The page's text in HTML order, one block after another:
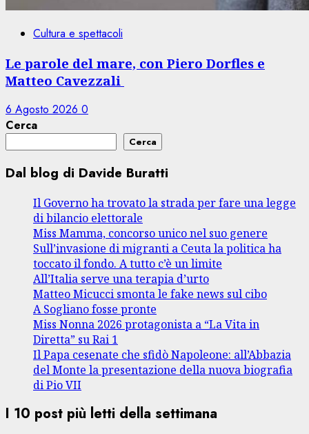
Cultura e spettacoli
Le parole del mare, con Piero Dorfles e
Matteo Cavezzali
6 Agosto 2026 0
Cerca
Cerca
Dal blog di Davide Buratti
Il Governo ha trovato la strada per fare una legge
di bilancio elettorale
Miss Mamma, concorso unico nel suo genere
Sull’invasione di migranti a Ceuta la politica ha
toccato il fondo. A tutto c’è un limite
All’Italia serve una terapia d’urto
Matteo Micucci smonta le fake news sul cibo
A Sogliano fosse pronte
Miss Nonna 2026 protagonista a “La Vita in
Diretta” su Rai 1
Il Papa cesenate che sfidò Napoleone: all’Abbazia
del Monte la presentazione della nuova biografia
di Pio VII
I 10 post più letti della settimana